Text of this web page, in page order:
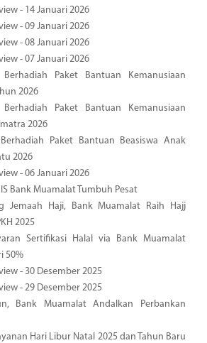
- 14 Januari 2026
- 09 Januari 2026
- 08 Januari 2026
- 07 Januari 2026
Paket Bantuan Kemanusiaan
2026
Paket Bantuan Kemanusiaan
2026
Paket Bantuan Beasiswa Anak
2026
- 06 Januari 2026
Bank Muamalat Tumbuh Pesat
Jemaah Haji, Bank Muamalat Raih Hajj
2025
Sertifikasi Halal via Bank Muamalat
50%
- 30 Desember 2025
- 29 Desember 2025
Bank Muamalat Andalkan Perbankan
Hari Libur Natal 2025 dan Tahun Baru